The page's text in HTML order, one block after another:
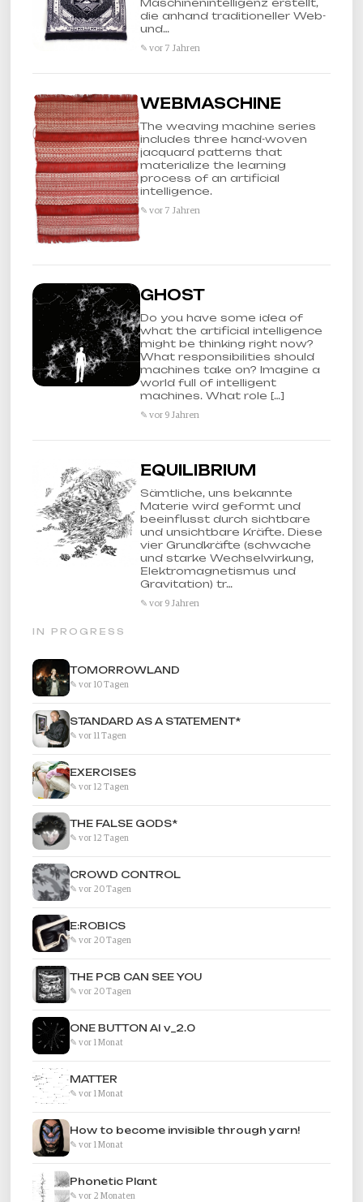
IN PROGRESS
TOMORROWLAND
✎ vor 10 Tagen
STANDARD AS A STATEMENT*
✎ vor 11 Tagen
EXERCISES
✎ vor 12 Tagen
THE FALSE GODS*
✎ vor 12 Tagen
CROWD CONTROL
✎ vor 20 Tagen
E:ROBICS
✎ vor 20 Tagen
THE PCB CAN SEE YOU
✎ vor 20 Tagen
ONE BUTTON AI v_2.0
✎ vor 1 Monat
MATTER
✎ vor 1 Monat
How to become invisible through yarn!
✎ vor 1 Monat
Phonetic Plant
✎ vor 2 Monaten
Maschinenintelligenz erstellt,
die anhand traditioneller Web-
und…
✎ vor 7 Jahren
WEBMASCHINE
The weaving machine series
includes three hand-woven
jacquard patterns that
materialize the learning
process of an artificial
intelligence.
✎ vor 7 Jahren
GHOST
Do you have some idea of
what the artificial intelligence
might be thinking right now?
What responsibilities should
machines take on? Imagine a
world full of intelligent
machines. What role […]
✎ vor 9 Jahren
EQUILIBRIUM
Sämtliche, uns bekannte
Materie wird geformt und
beeinflusst durch sichtbare
und unsichtbare Kräfte. Diese
vier Grundkräfte (schwache
und starke Wechselwirkung,
Elektromagnetismus und
Gravitation) tr…
✎ vor 9 Jahren